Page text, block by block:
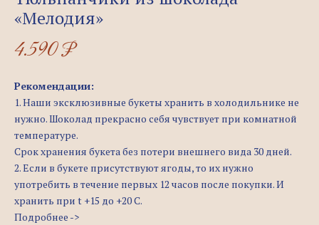
«Мелодия»
4.590₽
Рекомендации:
1. Наши эксклюзивные букеты хранить в холодильнике не
нужно. Шоколад прекрасно себя чувствует при комнатной
температуре.
Срок хранения букета без потери внешнего вида 30 дней.
2. Если в букете присутствуют ягоды, то их нужно
употребить в течение первых 12 часов после покупки. И
хранить при t +15 до +20 C.
Подробнее ->